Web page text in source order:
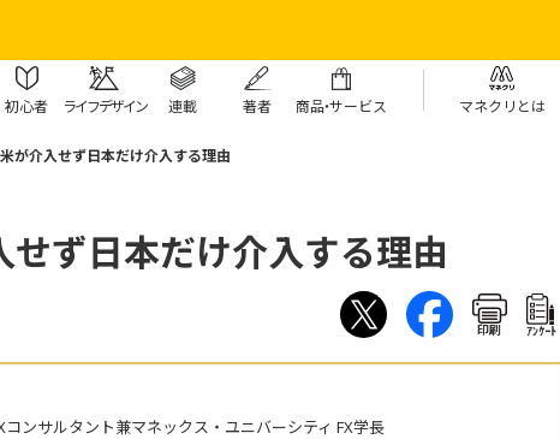
初心者 ライフデザイン 連載 著者 商品・サービス マネクリとは
米が介入せず日本だけ介入する理由
せず日本だけ介入する理由
印刷 ｱﾝｹｰﾄ
コンサルタント兼マネックス・ユニバーシティ FX学長